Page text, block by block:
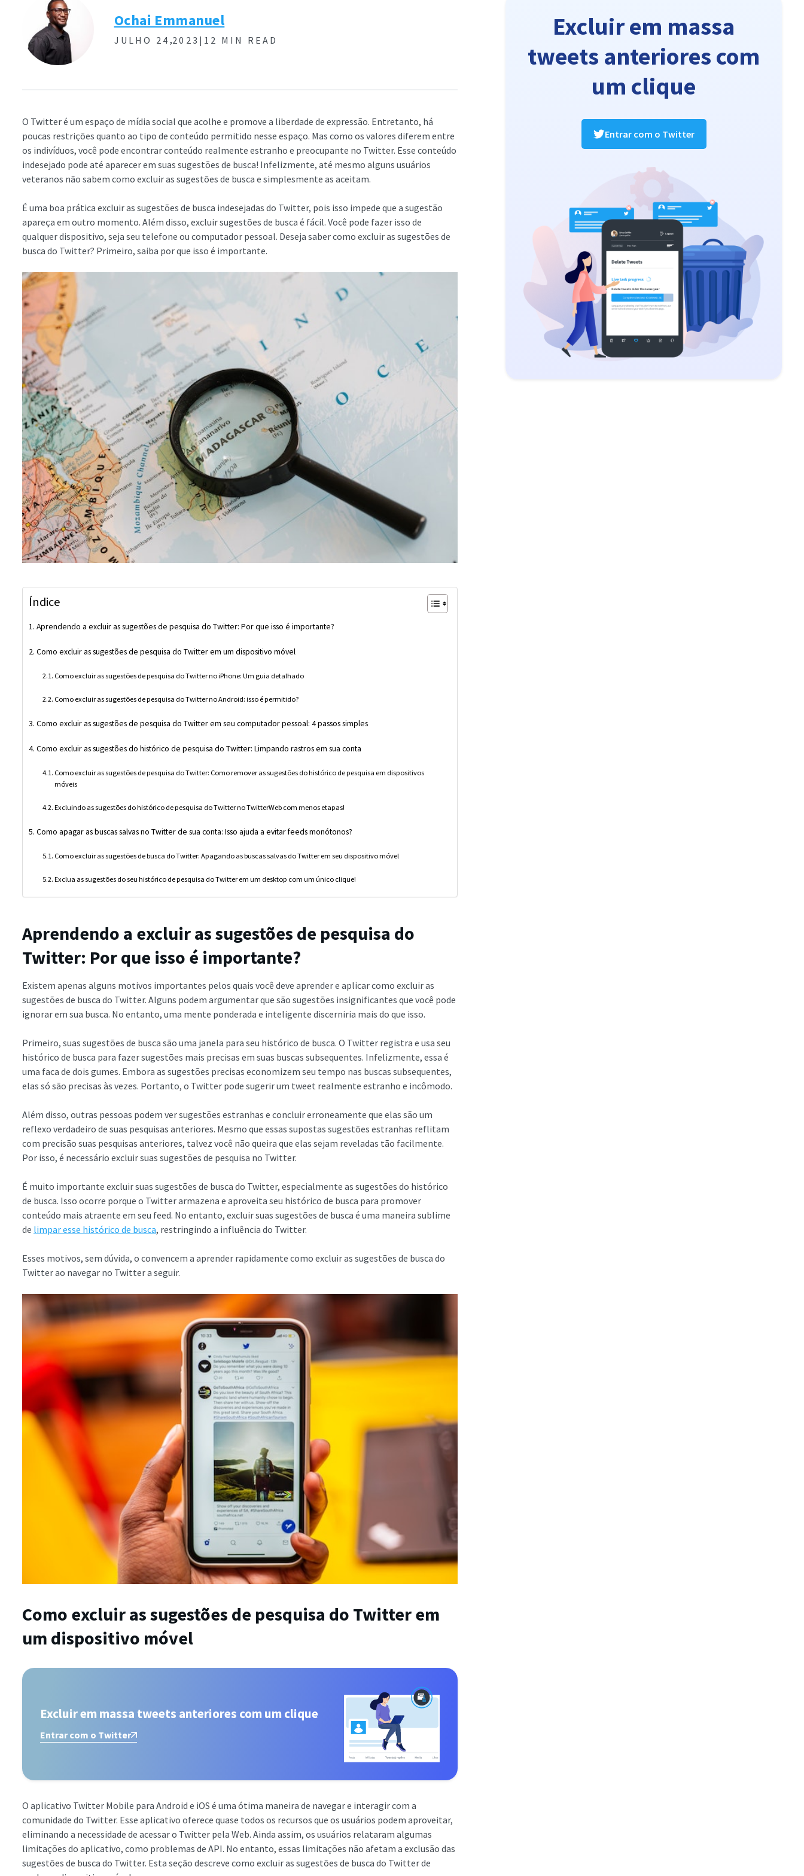
Ochai Emmanuel
JULHO 24 ,2023| 12 MIN READ
O Twitter é um espaço de mídia social que acolhe e promove a liberdade de expressão. Entretanto, há
poucas restrições quanto ao tipo de conteúdo permitido nesse espaço. Mas como os valores diferem entre
os indivíduos, você pode encontrar conteúdo realmente estranho e preocupante no Twitter. Esse conteúdo
indesejado pode até aparecer em suas sugestões de busca! Infelizmente, até mesmo alguns usuários
veteranos não sabem como excluir as sugestões de busca e simplesmente as aceitam.
É uma boa prática excluir as sugestões de busca indesejadas do Twitter, pois isso impede que a sugestão
apareça em outro momento. Além disso, excluir sugestões de busca é fácil. Você pode fazer isso de
qualquer dispositivo, seja seu telefone ou computador pessoal. Deseja saber como excluir as sugestões de
busca do Twitter? Primeiro, saiba por que isso é importante.
Índice
Aprendendo a excluir as sugestões de pesquisa do Twitter: Por que isso é importante?
Como excluir as sugestões de pesquisa do Twitter em um dispositivo móvel
Como excluir as sugestões de pesquisa do Twitter no iPhone: Um guia detalhado
Como excluir as sugestões de pesquisa do Twitter no Android: isso é permitido?
Como excluir as sugestões de pesquisa do Twitter em seu computador pessoal: 4 passos simples
Como excluir as sugestões do histórico de pesquisa do Twitter: Limpando rastros em sua conta
Como excluir as sugestões de pesquisa do Twitter: Como remover as sugestões do histórico de pesquisa em dispositivos
móveis
Excluindo as sugestões do histórico de pesquisa do Twitter no TwitterWeb com menos etapas!
Como apagar as buscas salvas no Twitter de sua conta: Isso ajuda a evitar feeds monótonos?
Como excluir as sugestões de busca do Twitter: Apagando as buscas salvas do Twitter em seu dispositivo móvel
Exclua as sugestões do seu histórico de pesquisa do Twitter em um desktop com um único clique!
Aprendendo a excluir as sugestões de pesquisa do
Twitter: Por que isso é importante?
Existem apenas alguns motivos importantes pelos quais você deve aprender e aplicar como excluir as
sugestões de busca do Twitter. Alguns podem argumentar que são sugestões insignificantes que você pode
ignorar em sua busca. No entanto, uma mente ponderada e inteligente discerniria mais do que isso.
Primeiro, suas sugestões de busca são uma janela para seu histórico de busca. O Twitter registra e usa seu
histórico de busca para fazer sugestões mais precisas em suas buscas subsequentes. Infelizmente, essa é
uma faca de dois gumes. Embora as sugestões precisas economizem seu tempo nas buscas subsequentes,
elas só são precisas às vezes. Portanto, o Twitter pode sugerir um tweet realmente estranho e incômodo.
Além disso, outras pessoas podem ver sugestões estranhas e concluir erroneamente que elas são um
reflexo verdadeiro de suas pesquisas anteriores. Mesmo que essas supostas sugestões estranhas reflitam
com precisão suas pesquisas anteriores, talvez você não queira que elas sejam reveladas tão facilmente.
Por isso, é necessário excluir suas sugestões de pesquisa no Twitter.
É muito importante excluir suas sugestões de busca do Twitter, especialmente as sugestões do histórico
de busca. Isso ocorre porque o Twitter armazena e aproveita seu histórico de busca para promover
conteúdo mais atraente em seu feed. No entanto, excluir suas sugestões de busca é uma maneira sublime
de limpar esse histórico de busca, restringindo a influência do Twitter.
Esses motivos, sem dúvida, o convencem a aprender rapidamente como excluir as sugestões de busca do
Twitter ao navegar no Twitter a seguir.
Como excluir as sugestões de pesquisa do Twitter em
um dispositivo móvel
Excluir em massa tweets anteriores com um clique
Entrar com o Twitter
O aplicativo Twitter Mobile para Android e iOS é uma ótima maneira de navegar e interagir com a
comunidade do Twitter. Esse aplicativo oferece quase todos os recursos que os usuários podem aproveitar,
eliminando a necessidade de acessar o Twitter pela Web. Ainda assim, os usuários relataram algumas
limitações do aplicativo, como problemas de API. No entanto, essas limitações não afetam a exclusão das
sugestões de busca do Twitter. Esta seção descreve como excluir as sugestões de busca do Twitter de
Excluir em massa
tweets anteriores com
um clique
Entrar com o Twitter